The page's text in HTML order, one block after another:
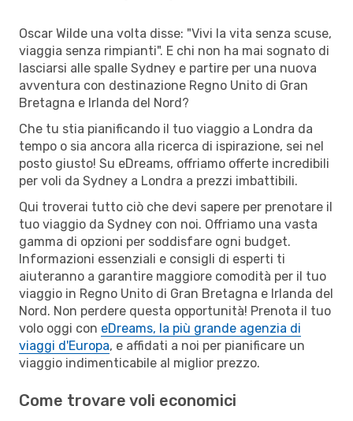
Oscar Wilde una volta disse: "Vivi la vita senza scuse,
viaggia senza rimpianti". E chi non ha mai sognato di
lasciarsi alle spalle Sydney e partire per una nuova
avventura con destinazione Regno Unito di Gran
Bretagna e Irlanda del Nord?
Che tu stia pianificando il tuo viaggio a Londra da
tempo o sia ancora alla ricerca di ispirazione, sei nel
posto giusto! Su eDreams, offriamo offerte incredibili
per voli da Sydney a Londra a prezzi imbattibili.
Qui troverai tutto ciò che devi sapere per prenotare il
tuo viaggio da Sydney con noi. Offriamo una vasta
gamma di opzioni per soddisfare ogni budget.
Informazioni essenziali e consigli di esperti ti
aiuteranno a garantire maggiore comodità per il tuo
viaggio in Regno Unito di Gran Bretagna e Irlanda del
Nord. Non perdere questa opportunità! Prenota il tuo
volo oggi con eDreams, la più grande agenzia di
viaggi d'Europa, e affidati a noi per pianificare un
viaggio indimenticabile al miglior prezzo.
Come trovare voli economici